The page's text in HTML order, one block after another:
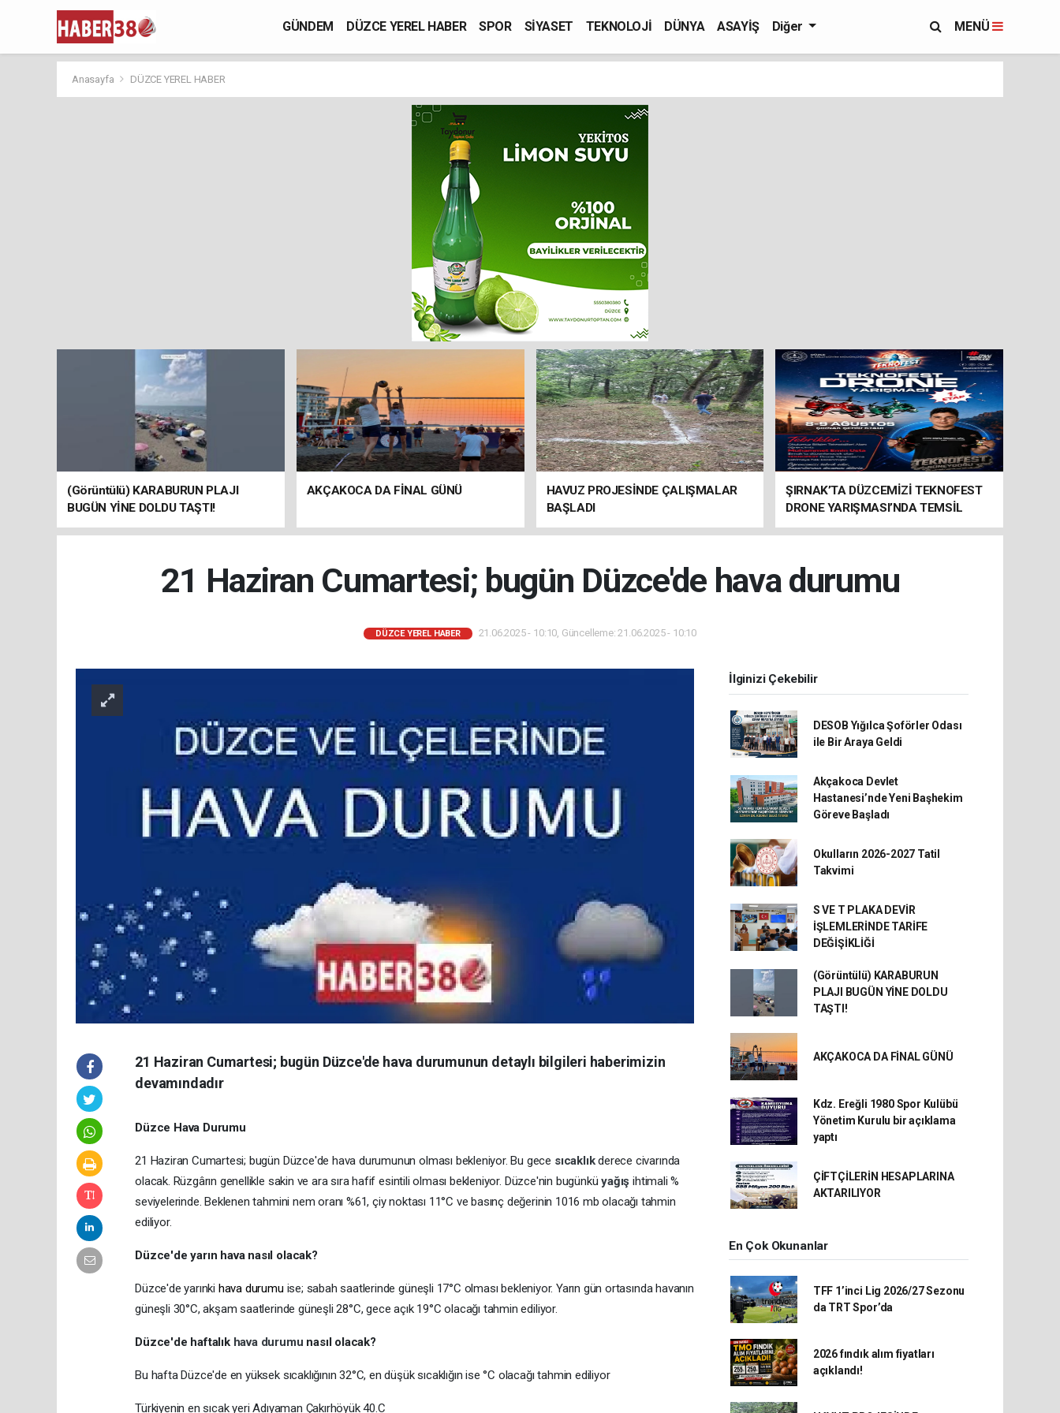
GÜNDEM DÜZCE YEREL HABER SPOR SİYASET TEKNOLOJİ DÜNYA ASAYİŞ Diğer MENÜ
Anasayfa DÜZCE YEREL HABER
(Görüntülü) KARABURUN PLAJI
BUGÜN YİNE DOLDU TAŞTI!
AKÇAKOCA DA FİNAL GÜNÜ
HAVUZ PROJESİNDE ÇALIŞMALAR
BAŞLADI
ŞIRNAK’TA DÜZCEMİZİ TEKNOFEST
DRONE YARIŞMASI’NDA TEMSİL
EDECEK
21 Haziran Cumartesi; bugün Düzce'de hava durumu
DÜZCE YEREL HABER 21.06.2025 - 10:10, Güncelleme: 21.06.2025 - 10:10
21 Haziran Cumartesi; bugün Düzce'de hava durumunun detaylı bilgileri haberimizin
devamındadır
Düzce Hava Durumu
21 Haziran Cumartesi; bugün Düzce'de hava durumunun olması bekleniyor. Bu gece sıcaklıkderece civarında
olacak. Rüzgârın genellikle sakin ve ara sıra hafif esintili olması bekleniyor. Düzce'nin bugünküyağışihtimali %
seviyelerinde. Beklenen tahmini nem oranı %61, çiy noktası 11°C ve basınç değerinin 1016 mb olacağı tahmin
ediliyor.
Düzce'de yarın hava nasıl olacak?
Düzce'de yarınki hava durumu ise; sabah saatlerinde güneşli 17°C olması bekleniyor. Yarın gün ortasında havanın
güneşli 30°C, akşam saatlerinde güneşli 28°C, gece açık 19°C olacağı tahmin ediliyor.
Düzce'de haftalık hava durumu nasıl olacak?
Bu hafta Düzce'de en yüksek sıcaklığının 32°C, en düşük sıcaklığın ise °C olacağı tahmin ediliyor
Türkiyenin en sıcak yeri Adıyaman Çakırhöyük 40.C
İlginizi Çekebilir
DESOB Yığılca Şoförler Odası
ile Bir Araya Geldi
Akçakoca Devlet
Hastanesi’nde Yeni Başhekim
Göreve Başladı
Okulların 2026-2027 Tatil
Takvimi
S VE T PLAKA DEVİR
İŞLEMLERİNDE TARİFE
DEĞİŞİKLİĞİ
(Görüntülü) KARABURUN
PLAJI BUGÜN YİNE DOLDU
TAŞTI!
AKÇAKOCA DA FİNAL GÜNÜ
Kdz. Ereğli 1980 Spor Kulübü
Yönetim Kurulu bir açıklama
yaptı
ÇİFTÇİLERİN HESAPLARINA
AKTARILIYOR
En Çok Okunanlar
TFF 1’inci Lig 2026/27 Sezonu
da TRT Spor’da
2026 fındık alım fiyatları
açıklandı!